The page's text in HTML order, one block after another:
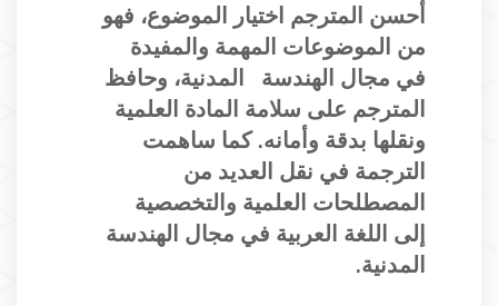
أحسن المترجم اختيار الموضوع، فهو
من الموضوعات المهمة والمفيدة
في مجال الهندسة
المدنية، وحافظ
المترجم على سلامة المادة العلمية
ونقلها بدقة وأمانه. كما ساهمت
الترجمة في نقل العديد من
المصطلحات العلمية والتخصصية
إلى اللغة العربية في مجال الهندسة
المدنية.